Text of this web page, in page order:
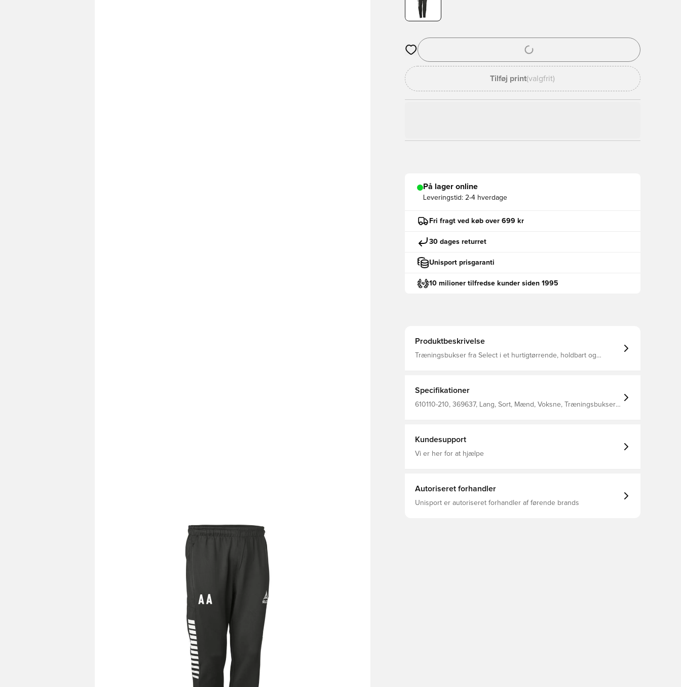
Åbner en Modal til at logge ind eller tilmelde dig som medlem
Tilføj print(valgfrit)
På lager online
Leveringstid: 2-4 hverdage
Fri fragt ved køb over 699 kr
30 dages returret
Unisport prisgaranti
10 milioner tilfredse kunder siden 1995
Produktbeskrivelse
Træningsbukser fra Select i et hurtigtørrende, holdbart og
Specifikationer
610110-210, 369637, Lang, Sort, Mænd, Voksne, Træningsbukser,
Kundesupport
Vi er her for at hjælpe
Autoriseret forhandler
Unisport er autoriseret forhandler af førende brands